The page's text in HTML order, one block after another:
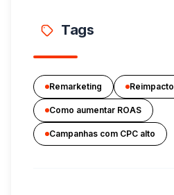
Tags
Remarketing Reimpacto
Como aumentar ROAS
Campanhas com CPC alto